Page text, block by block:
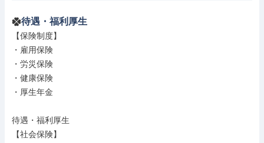
待遇・福利厚生
【保険制度】
・雇用保険
・労災保険
・健康保険
・厚生年金
待遇・福利厚生
【社会保険】